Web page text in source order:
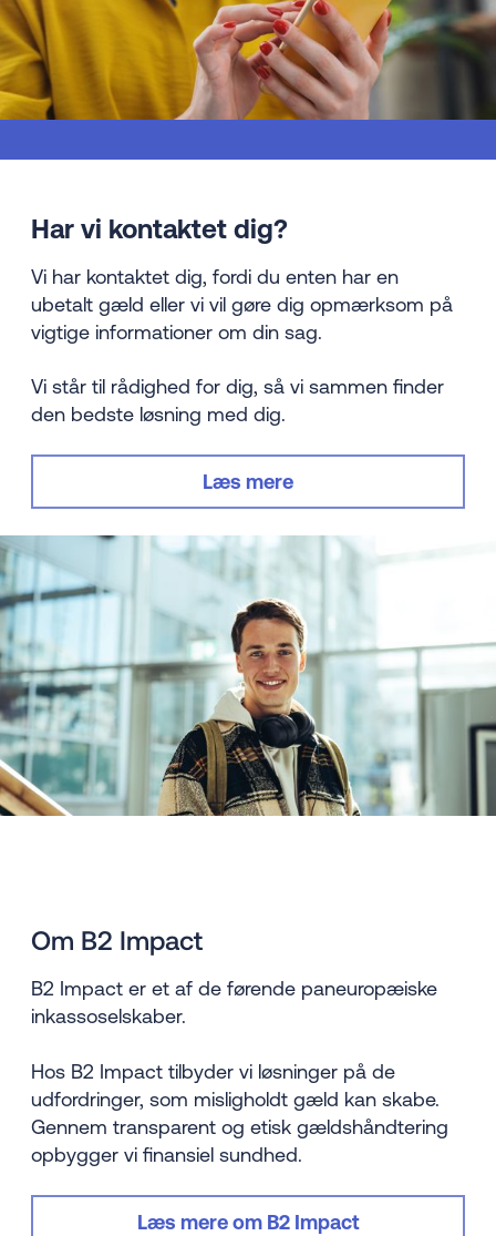
Har vi kontaktet dig?
Vi har kontaktet dig, fordi du enten har en
ubetalt gæld eller vi vil gøre dig opmærksom på
vigtige informationer om din sag.
Vi står til rådighed for dig, så vi sammen finder
den bedste løsning med dig.
Læs mere
Om B2 Impact
B2 Impact er et af de førende paneuropæiske
inkassoselskaber.
Hos B2 Impact tilbyder vi løsninger på de
udfordringer, som misligholdt gæld kan skabe.
Gennem transparent og etisk gældshåndtering
opbygger vi finansiel sundhed.
Læs mere om B2 Impact